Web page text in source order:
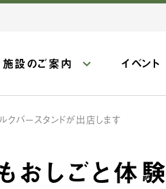
施設のご案内 イベント
クバースタンドが出店します
おしごと体験